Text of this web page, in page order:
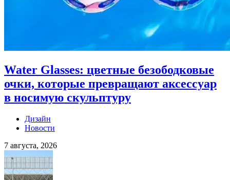
Water Glasses: цветные безободковые
очки, которые превращают аксессуар
в носимую скульптуру
Дизайн
Новости
7 августа, 2026